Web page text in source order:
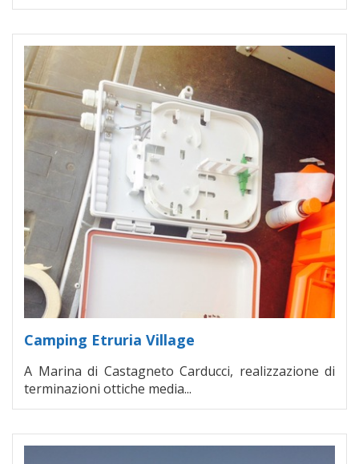
Camping Etruria Village
A Marina di Castagneto Carducci, realizzazione di
terminazioni ottiche media...